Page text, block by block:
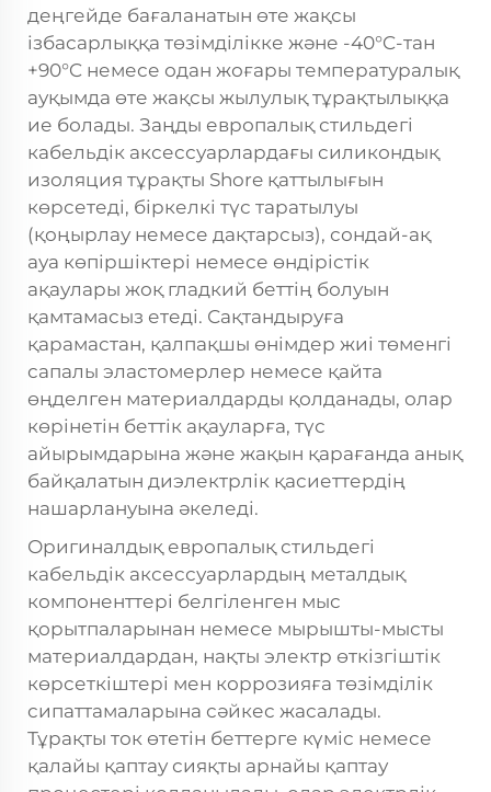
деңгейде бағаланатын өте жақсы
ізбасарлыққа төзімділікке және -40°C-тан
+90°C немесе одан жоғары температуралық
ауқымда өте жақсы жылулық тұрақтылыққа
ие болады. Заңды европалық стильдегі
кабельдік аксессуарлардағы силикондық
изоляция тұрақты Shore қаттылығын
көрсетеді, біркелкі түс таратылуы
(қоңырлау немесе дақтарсыз), сондай-ақ
ауа көпіршіктері немесе өндірістік
ақаулары жоқ гладкий беттің болуын
қамтамасыз етеді. Сақтандыруға
қарамастан, қалпақшы өнімдер жиі төменгі
сапалы эластомерлер немесе қайта
өңделген материалдарды қолданады, олар
көрінетін беттік ақауларға, түс
айырымдарына және жақын қарағанда анық
байқалатын диэлектрлік қасиеттердің
нашарлануына әкеледі.
Оригиналдық европалық стильдегі
кабельдік аксессуарлардың металдық
компоненттері белгіленген мыс
қорытпаларынан немесе мырышты-мысты
материалдардан, нақты электр өткізгіштік
көрсеткіштері мен коррозияға төзімділік
сипаттамаларына сәйкес жасалады.
Тұрақты ток өтетін беттерге күміс немесе
қалайы қаптау сияқты арнайы қаптау